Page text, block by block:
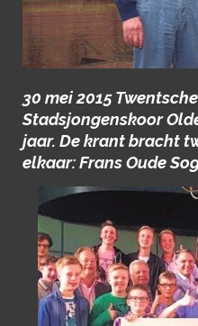
30 mei 2015
Stadsjongenskoor
jaar. De krant bracht
elkaar: Frans Oude